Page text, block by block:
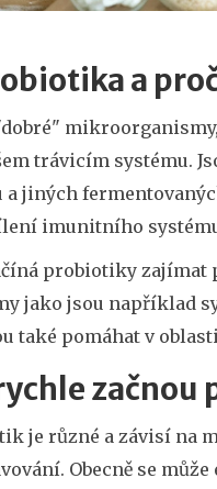
a
trávicím systému.
jiných
imunitního
probiotiky zajímat
jako jsou například
také pomáhat v
je různé a závisí na
Obecně se